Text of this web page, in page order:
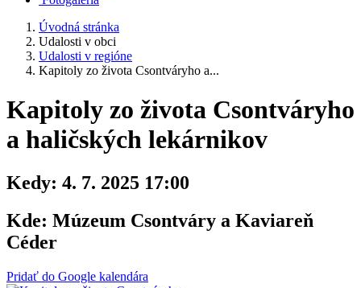
Úvodná stránka
Udalosti v obci
Udalosti v regióne
Kapitoly zo života Csontváryho a...
Kapitoly zo života Csontváryho
a haličských lekárnikov
Kedy: 4. 7. 2025 17:00
Kde: Múzeum Csontváry a Kaviareň
Céder
Pridať do Google kalendára